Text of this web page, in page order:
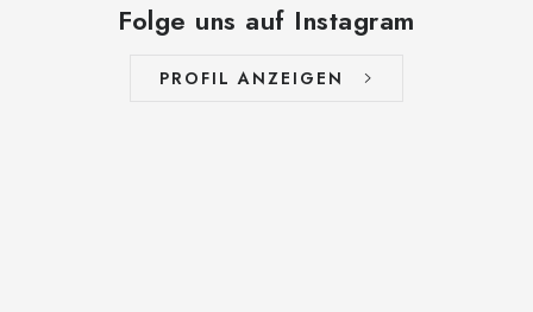
Folge uns auf Instagram
PROFIL ANZEIGEN